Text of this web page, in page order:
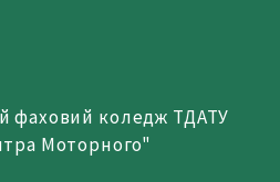
фаховий коледж ТДАТУ
Моторного"